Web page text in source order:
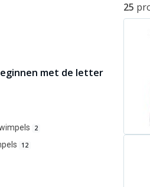
met de letter
2
12
25